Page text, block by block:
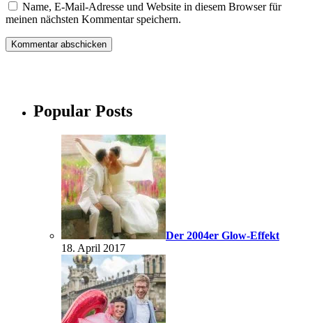
Name, E-Mail-Adresse und Website in diesem Browser für
meinen nächsten Kommentar speichern.
Popular Posts
Der 2004er Glow-Effekt
18. April 2017